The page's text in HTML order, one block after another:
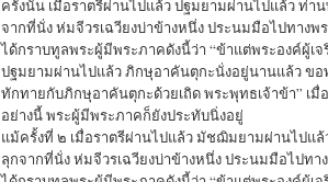
ครั้งนั้น เมื่อราตรีผ่านไปแล้ว ปฐมยามผ่านไปแล้ว ท่า
จากที่นั่ง ห่มจีวรเฉวียงบ่าข้างหนึ่ง ประนมมือไปทาง
ได้กราบทูลพระผู้มีพระภาคดังนี้ว่า “ข้าแต่พระองค์ผู้เ
ปฐมยามผ่านไปแล้ว ภิกษุอาคันตุกะนั่งอยู่นานแล้ว ข
ทักทายกับภิกษุอาคันตุกะด้วยเถิด พระพุทธเจ้าข้า” เ
อย่างนี้ พระผู้มีพระภาคก็ยังประทับนิ่งอยู่
แม้ครั้งที่ ๒ เมื่อราตรีผ่านไปแล้ว มัชฌิมยามผ่านไปแ
ลุกจากที่นั่ง ห่มจีวรเฉวียงบ่าข้างหนึ่ง ประนมมือไปท